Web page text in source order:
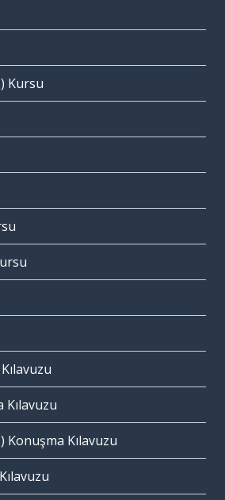
Kursu
Kılavuzu
Konuşma Kılavuzu